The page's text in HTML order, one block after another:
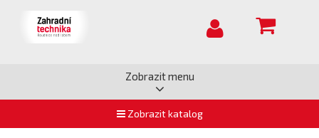
Zobrazit menu
Zobrazit katalog